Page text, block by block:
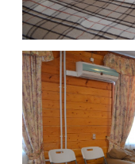
© «Горнолыжный клуб Леонида
Общие положения
политика конфиденциальности